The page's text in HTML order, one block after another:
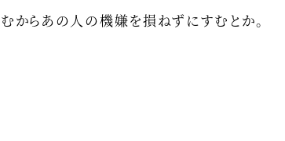
からあの人の機嫌を損ねずにすむとか。